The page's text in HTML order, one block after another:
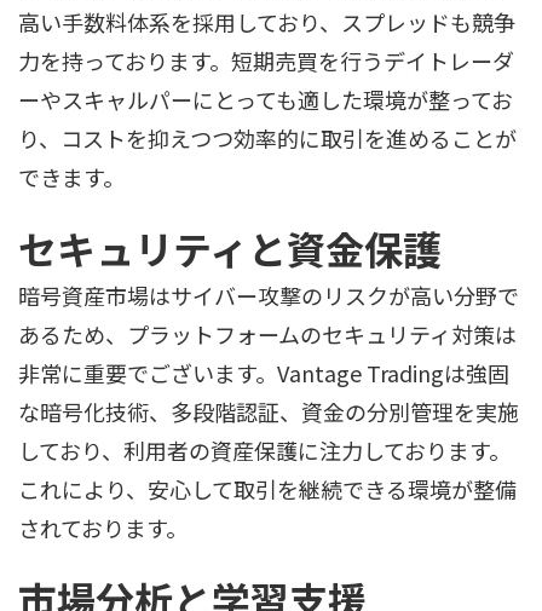
高い手数料体系を採用しており、スプレッドも競争
力を持っております。短期売買を行うデイトレーダ
ーやスキャルパーにとっても適した環境が整ってお
り、コストを抑えつつ効率的に取引を進めることが
できます。
セキュリティと資金保護
暗号資産市場はサイバー攻撃のリスクが高い分野で
あるため、プラットフォームのセキュリティ対策は
非常に重要でございます。Vantage Tradingは強固
な暗号化技術、多段階認証、資金の分別管理を実施
しており、利用者の資産保護に注力しております。
これにより、安心して取引を継続できる環境が整備
されております。
市場分析と学習支援